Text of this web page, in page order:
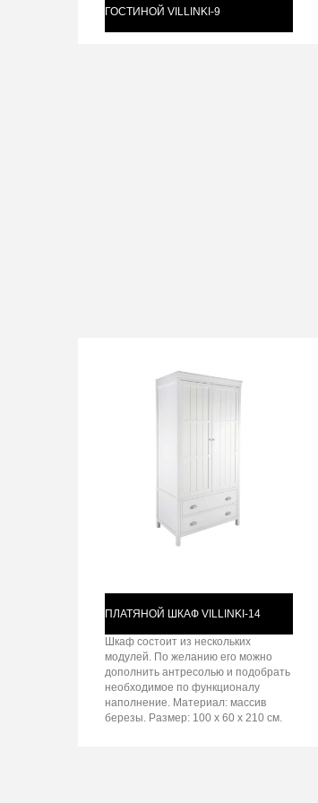
ГОСТИНОЙ VILLINKI-9
ПЛАТЯНОЙ ШКАФ VILLINKI-14
Шкаф состоит из нескольких
модулей. По желанию его можно
дополнить антресолью и подобрать
необходимое по функционалу
наполнение. Материал: массив
березы. Размер: 100 х 60 х 210 см.